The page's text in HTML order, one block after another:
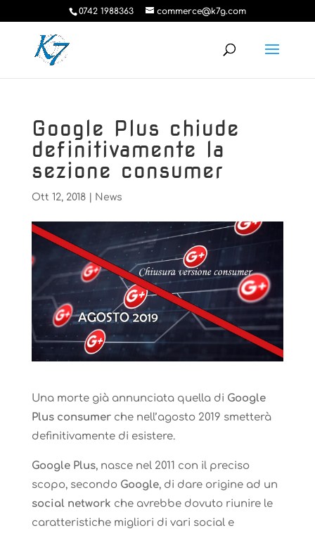
0742 1988363 commerce@k7g.com
Google Plus chiude
definitivamente la
sezione consumer
Ott 12, 2018| News
Una morte già annunciata quella di Google
Plus consumerche nell’agosto 2019 smetterà
definitivamente di esistere.
Google Plus, nasce nel 2011 con il preciso
scopo, secondo Google, di dare origine ad un
social network che avrebbe dovuto riunire le
caratteristiche migliori di vari social e